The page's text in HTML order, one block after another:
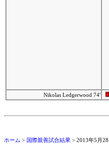
Nikolas Ledgerwood 74'
ホーム > 国際親善試合結果 > 2013年5月